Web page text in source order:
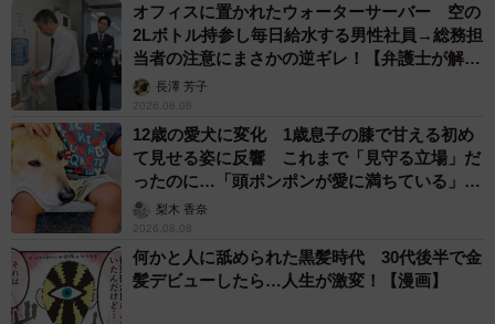
◇ ◇
【出典】
▽ワカモノリサーチ／令和の現役女子高生の7割！もし1日
「坂道グループ」に入れるなら乃木坂46を選ぶ結果に！
https://wakamono-research.co.jp/media/sakamichi-group-
survey/
オフィスに置かれたウォーターサーバー 空の
2Lボトル持参し毎日給水する男性社員→総務担
当者の注意にまさかの逆ギレ！【弁護士が解
説】長澤 芳子
2026.08.08
12歳の愛犬に変化 1歳息子の膝で甘える初め
て見せる姿に反響 これまで「見守る立場」だ
ったのに…「頭ポンポンが愛に満ちている」
「尊…」
梨木 香奈
2026.08.08
何かと人に舐められた黒髪時代 30代後半で金
髪デビューしたら…人生が激変！【漫画】